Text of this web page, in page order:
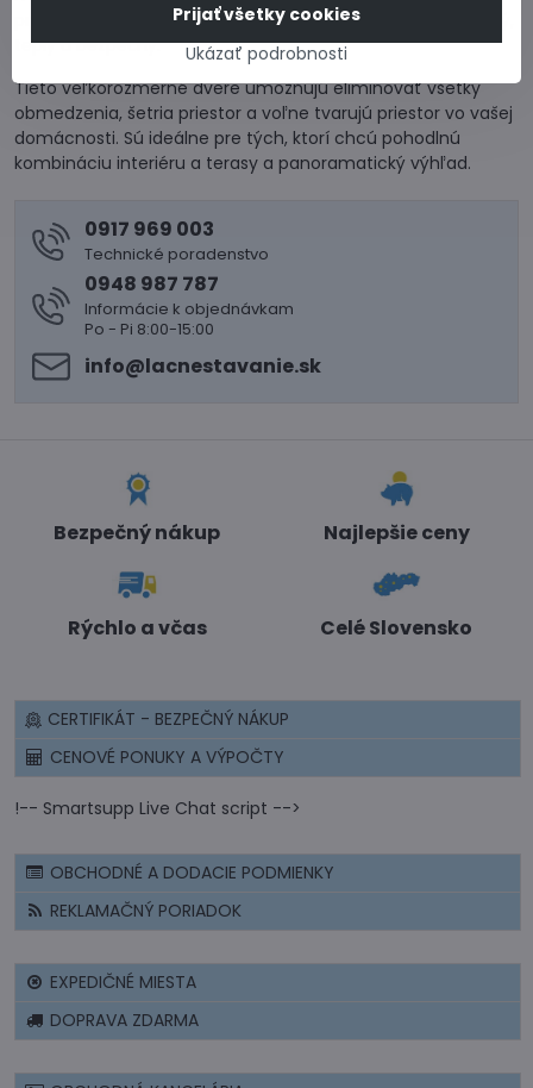
prepojením s okolitou prírodou a zároveň je portál pohodlný,
teplý a bezpečný.
Tieto veľkorozmerné dvere umožňujú eliminovať všetky
obmedzenia, šetria priestor a voľne tvarujú priestor vo vašej
domácnosti. Sú ideálne pre tých, ktorí chcú pohodlnú
kombináciu interiéru a terasy a panoramatický výhľad.
0917 969 003
Technické poradenstvo
0948 987 787
Informácie k objednávkam
Po - Pi 8:00-15:00
info​@lacnestavanie​.sk
Bezpečný nákup Najlepšie ceny
Rýchlo a včas Celé Slovensko
CERTIFIKÁT - BEZPEČNÝ NÁKUP
CENOVÉ PONUKY A VÝPOČTY
!-- Smartsupp Live Chat script -->
OBCHODNÉ A DODACIE PODMIENKY
REKLAMAČNÝ PORIADOK
EXPEDIČNÉ MIESTA
DOPRAVA ZDARMA
Ukázať podrobnosti
Prijať všetky cookies